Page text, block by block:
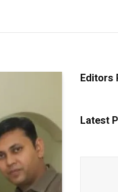
Editors
Latest